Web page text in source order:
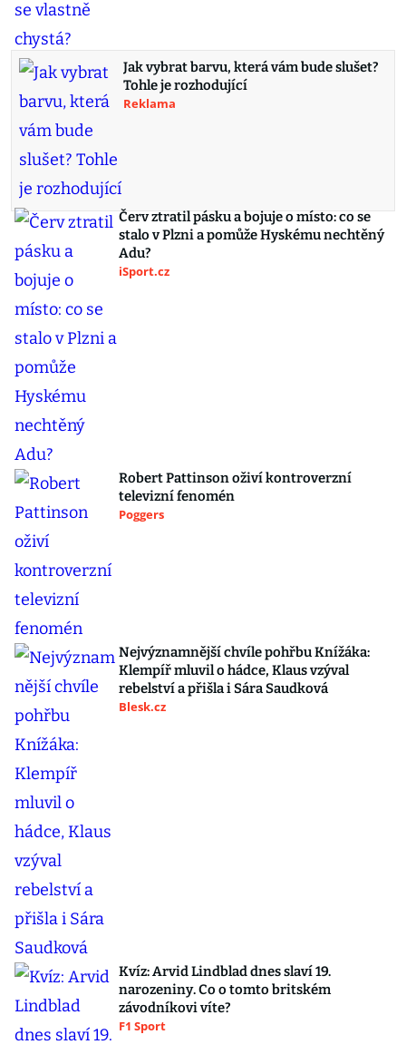
Jak vybrat barvu, která vám bude slušet?
Tohle je rozhodující
Reklama
Červ ztratil pásku a bojuje o místo: co se
stalo v Plzni a pomůže Hyskému nechtěný
Adu?
iSport.cz
Robert Pattinson oživí kontroverzní
televizní fenomén
Poggers
Nejvýznamnější chvíle pohřbu Knížáka:
Klempíř mluvil o hádce, Klaus vzýval
rebelství a přišla i Sára Saudková
Blesk.cz
Kvíz: Arvid Lindblad dnes slaví 19.
narozeniny. Co o tomto britském
závodníkovi víte?
F1 Sport